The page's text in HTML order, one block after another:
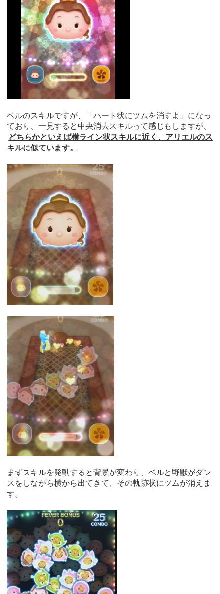
ベルのスキルですが、「ハート状にツムを消すよ」になっ
ており、一見すると中央消去スキルって感じもしますが、
どちらかといえば横ライン状スキルに近く、アリエルのス
キルに似ています。
まずスキルを発動すると背景が変わり、ベルと野獣がダン
スをしながら横から出てきて、その軌跡状にツムが消えま
す。